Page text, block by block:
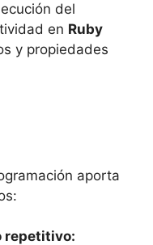
del
en Ruby
y propiedades
aporta
repetitivo: